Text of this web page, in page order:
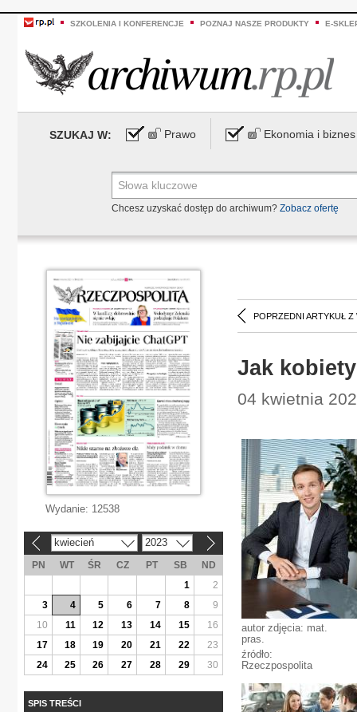
SZKOLENIA I KONFERENCJE POZNAJ NASZE PRODUKTY E-
SZUKAJ W: Prawo Ekonomia i biznes
Chcesz uzyskać dostęp do archiwum? Zobacz ofertę
POPRZEDNI ARTYKUŁ Z
Jak
04 kwietnia
autor zdjęcia: mat.
pras.
źródło:
Rzeczpospolita
Wydanie: 12538
kwiecień 2023
PN WT ŚR CZ PT SB
ND
1
2
3
4 5 6 7 8
9
10
11 12 13 14 15
16
17
18 19 20 21 22
23
24
25 26 27 28 29 30
SPIS TREŚCI